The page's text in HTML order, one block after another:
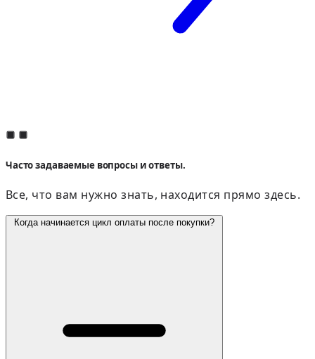
Часто задаваемые вопросы и ответы.
Все, что вам нужно знать, находится прямо здесь.
Когда начинается цикл оплаты после покупки?